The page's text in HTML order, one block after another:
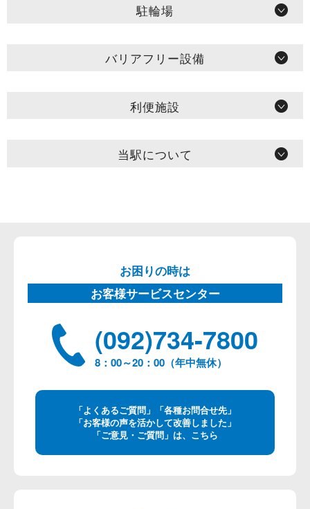
駐輪場
バリアフリー設備
利便施設
当駅について
お困りの時は
お客様サービスセンター
(092)734-7800
8：00～20：00（年中無休）
「よくあるご質問」「各種お問合せ先」
「お客様の声を活かして改善しました」
「ご意見・ご質問」は、こちら